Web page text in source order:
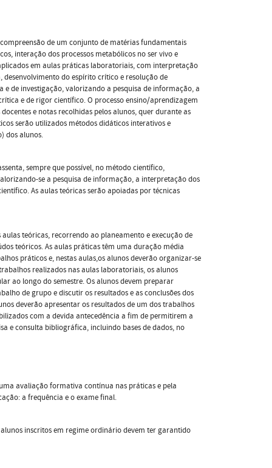
de um conjunto de matérias fundamentais
interação dos processos metabólicos no ser vivo e
em aulas práticas laboratoriais, com interpretação
do espírito crítico e resolução de
de investigação, valorizando a pesquisa de informação, a
e de rigor científico. O processo ensino/aprendizagem
e notas recolhidas pelos alunos, quer durante as
serão utilizados métodos didáticos interativos e
dos alunos.
sempre que possível, no método científico,
se a pesquisa de informação, a interpretação dos
As aulas teóricas serão apoiadas por técnicas
teóricas, recorrendo ao planeamento e execução de
teóricos. As aulas práticas têm uma duração média
práticos e, nestas aulas,os alunos deverão organizar-se
realizados nas aulas laboratoriais, os alunos
ao longo do semestre. Os alunos devem preparar
de grupo e discutir os resultados e as conclusões dos
deverão apresentar os resultados de um dos trabalhos
com a devida antecedência a fim de permitirem a
e consulta bibliográfica, incluindo bases de dados, no
avaliação formativa contínua nas práticas e pela
a frequência e o exame final.
inscritos em regime ordinário devem ter garantido